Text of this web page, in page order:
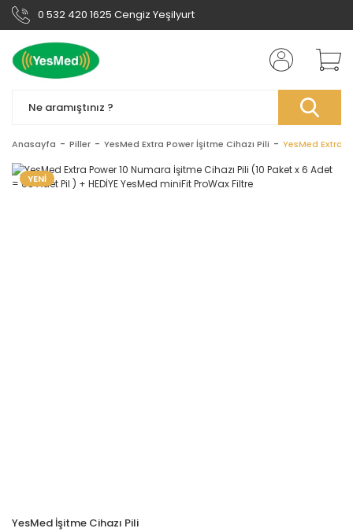
0 532 420 1625 Cengiz Yeşilyurt
Anasayfa Piller YesMed Extra Power İşitme Cihazı Pili YesMed Extra
YENİ
YesMed İşitme Cihazı Pili